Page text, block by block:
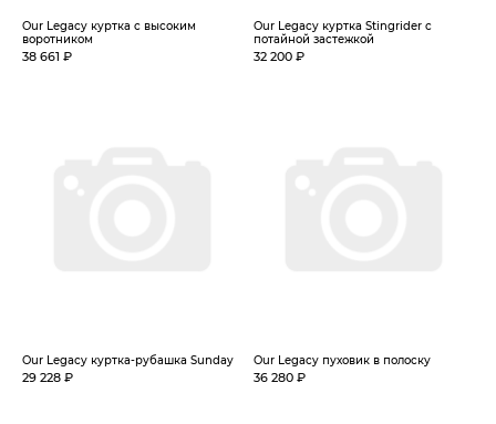
Our Legacy куртка с высоким
воротником
38 661 ₽
Our Legacy куртка Stingrider с
потайной застежкой
32 200 ₽
Our Legacy куртка-рубашка Sunday
29 228 ₽
Our Legacy пуховик в полоску
36 280 ₽